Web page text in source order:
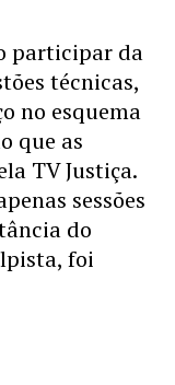
participar da
técnicas,
no esquema
que as
TV Justiça.
sessões
do
foi